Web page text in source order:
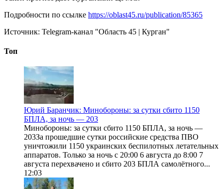
Подробности по ссылке https://oblast45.ru/publication/85365
Источник: Telegram-канал "Область 45 | Курган"
Топ
Юрий Баранчик: Минобороны: за сутки сбито 1150
БПЛА, за ночь — 203
Минобороны: за сутки сбито 1150 БПЛА, за ночь —
203За прошедшие сутки российские средства ПВО
уничтожили 1150 украинских беспилотных летательных
аппаратов. Только за ночь с 20:00 6 августа до 8:00 7
августа перехвачено и сбито 203 БПЛА самолётного...
12:03